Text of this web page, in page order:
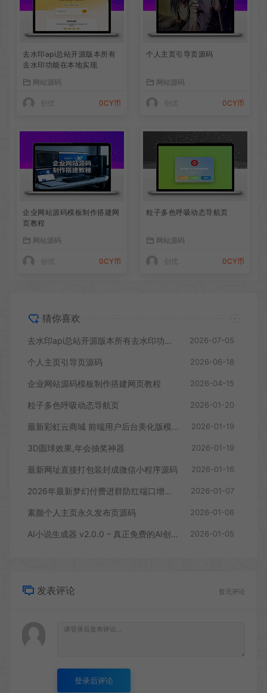
去水印api总站开源版本所有
去水印功能在本地实现
网站源码
0CY币
个人主页引导页源码
网站源码
0CY币
企业网站源码模板制作搭建网
页教程
网站源码
0CY币
粒子多色呼吸动态导航页
网站源码
0CY币
猜你喜欢
去水印api总站开源版本所有去水印功能在本地实现 2026-07-05
个人主页引导页源码 2026-06-18
企业网站源码模板制作搭建网页教程 2026-04-15
粒子多色呼吸动态导航页 2026-01-20
最新彩虹云商城 前端用户后台美化版模版源码 2026-01-19
3D圆球效果,年会抽奖神器 2026-01-19
最新网址直接打包装封成微信小程序源码 2026-01-16
2026年最新梦幻付费进群防红端口增加过白功能 2026-01-07
素颜个人主页永久发布页源码 2026-01-06
AI小说生成器 v2.0.0 – 真正免费的AI创作工具 2026-01-05
发表评论 暂无评论
登录后评论